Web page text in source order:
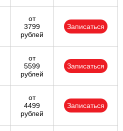
от
3799
рублей
Записаться
от
5599
рублей
Записаться
от
4499
рублей
Записаться